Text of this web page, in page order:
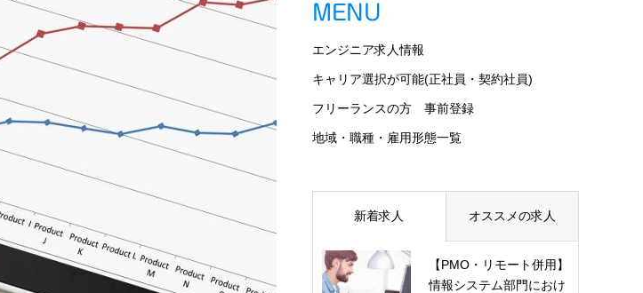
MENU
エンジニア求人情報
キャリア選択が可能(正社員・契約社員)
フリーランスの方 事前登録
地域・職種・雇用形態一覧
新着求人 オススメの求人
【PMO・リモート併用】
情報システム部門におけ